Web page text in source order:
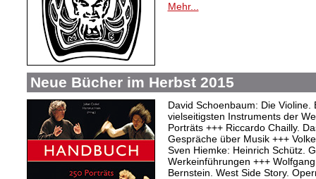
Mehr...
Neue Bücher im Herbst 2015
David Schoenbaum: Die Violine.
vielseitigsten Instruments der
Porträts +++ Riccardo Chailly.
Gespräche über Musik +++
Sven Hiemke: Heinrich Schütz.
Werkeinführungen +++
Bernstein. West Side Story.